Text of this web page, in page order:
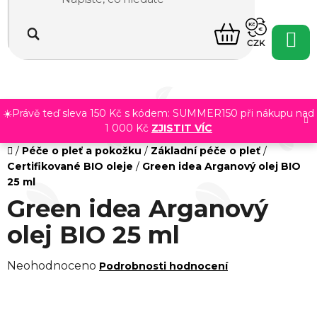
obsah
☀️Právě teď sleva 150 Kč s kódem: SUMMER150 při nákupu nad
1 000 Kč ZJISTIT VÍC
NÁKUPNÍ
KOŠÍK
CZK
Domů
/ Péče o pleť a pokožku / Základní péče o pleť /
Certifikované BIO oleje / Green idea Arganový olej BIO
25 ml
Green idea Arganový
olej BIO 25 ml
Průměrné
Neohodnoceno Podrobnosti hodnocení